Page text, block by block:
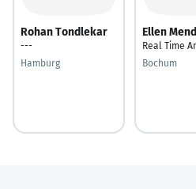
Rohan Tondlekar
---
Hamburg
Ellen
Real Time
Bochum